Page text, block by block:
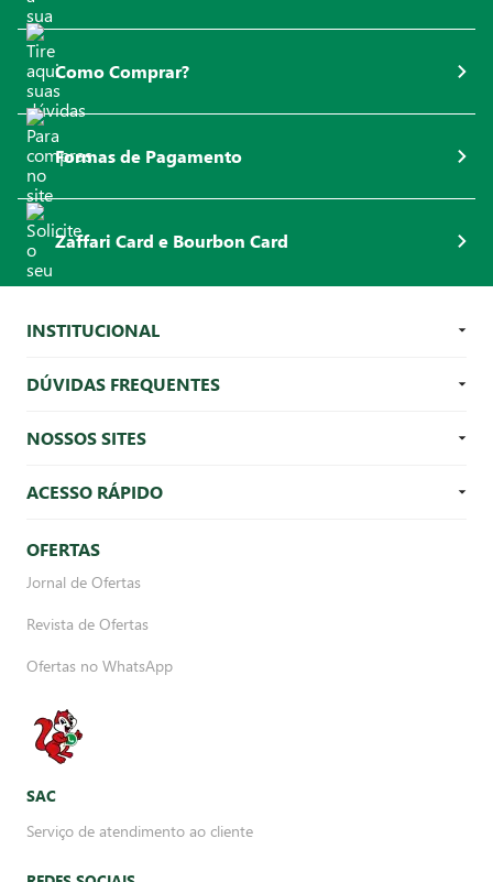
Como Comprar?
Formas de Pagamento
Zaffari Card e Bourbon Card
INSTITUCIONAL
DÚVIDAS FREQUENTES
NOSSOS SITES
ACESSO RÁPIDO
OFERTAS
Jornal de Ofertas
Revista de Ofertas
Ofertas no WhatsApp
SAC
Serviço de atendimento ao cliente